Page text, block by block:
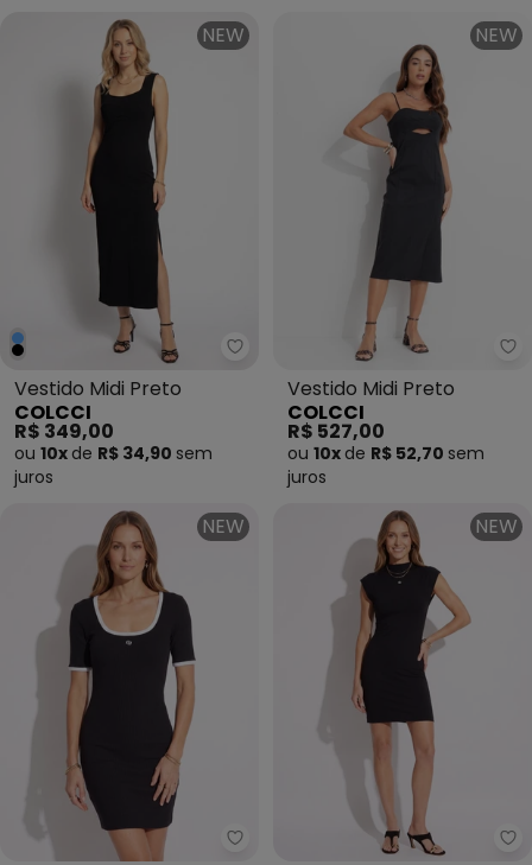
NEW
Colcci - Vestido Midi Preto
Vestido Midi Preto
COLCCI
R$ 349,00
ou 10x de R$ 34,90 sem
juros
NEW
Vestido Midi Preto
COLCCI
R$ 527,00
ou 10x de R$ 52,70 sem
juros
NEW
Colcci - Vestido Canelado
NEW